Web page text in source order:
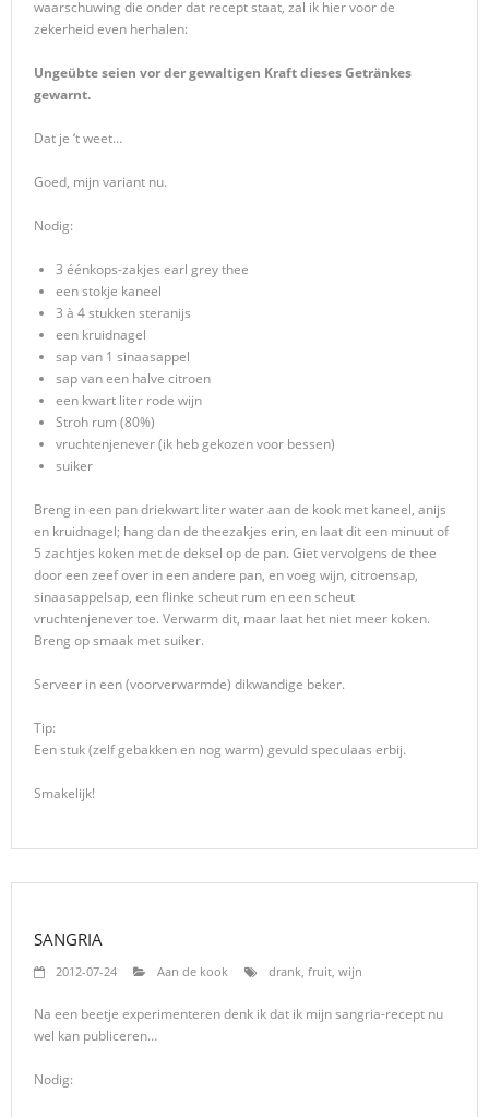
waarschuwing die onder dat recept staat, zal ik hier voor de
zekerheid even herhalen:
Ungeübte seien vor der gewaltigen Kraft dieses Getränkes
gewarnt.
Dat je ‘t weet…
Goed, mijn variant nu.
Nodig:
3 éénkops-zakjes earl grey thee
een stokje kaneel
3 à 4 stukken steranijs
een kruidnagel
sap van 1 sinaasappel
sap van een halve citroen
een kwart liter rode wijn
Stroh rum (80%)
vruchtenjenever (ik heb gekozen voor bessen)
suiker
Breng in een pan driekwart liter water aan de kook met kaneel, anijs
en kruidnagel; hang dan de theezakjes erin, en laat dit een minuut of
5 zachtjes koken met de deksel op de pan. Giet vervolgens de thee
door een zeef over in een andere pan, en voeg wijn, citroensap,
sinaasappelsap, een flinke scheut rum en een scheut
vruchtenjenever toe. Verwarm dit, maar laat het niet meer koken.
Breng op smaak met suiker.
Serveer in een (voorverwarmde) dikwandige beker.
Tip:
Een stuk (zelf gebakken en nog warm) gevuld speculaas erbij.
Smakelijk!
SANGRIA
2012-07-24 Aan de kook drank, fruit, wijn
Na een beetje experimenteren denk ik dat ik mijn sangria-recept nu
wel kan publiceren…
Nodig: